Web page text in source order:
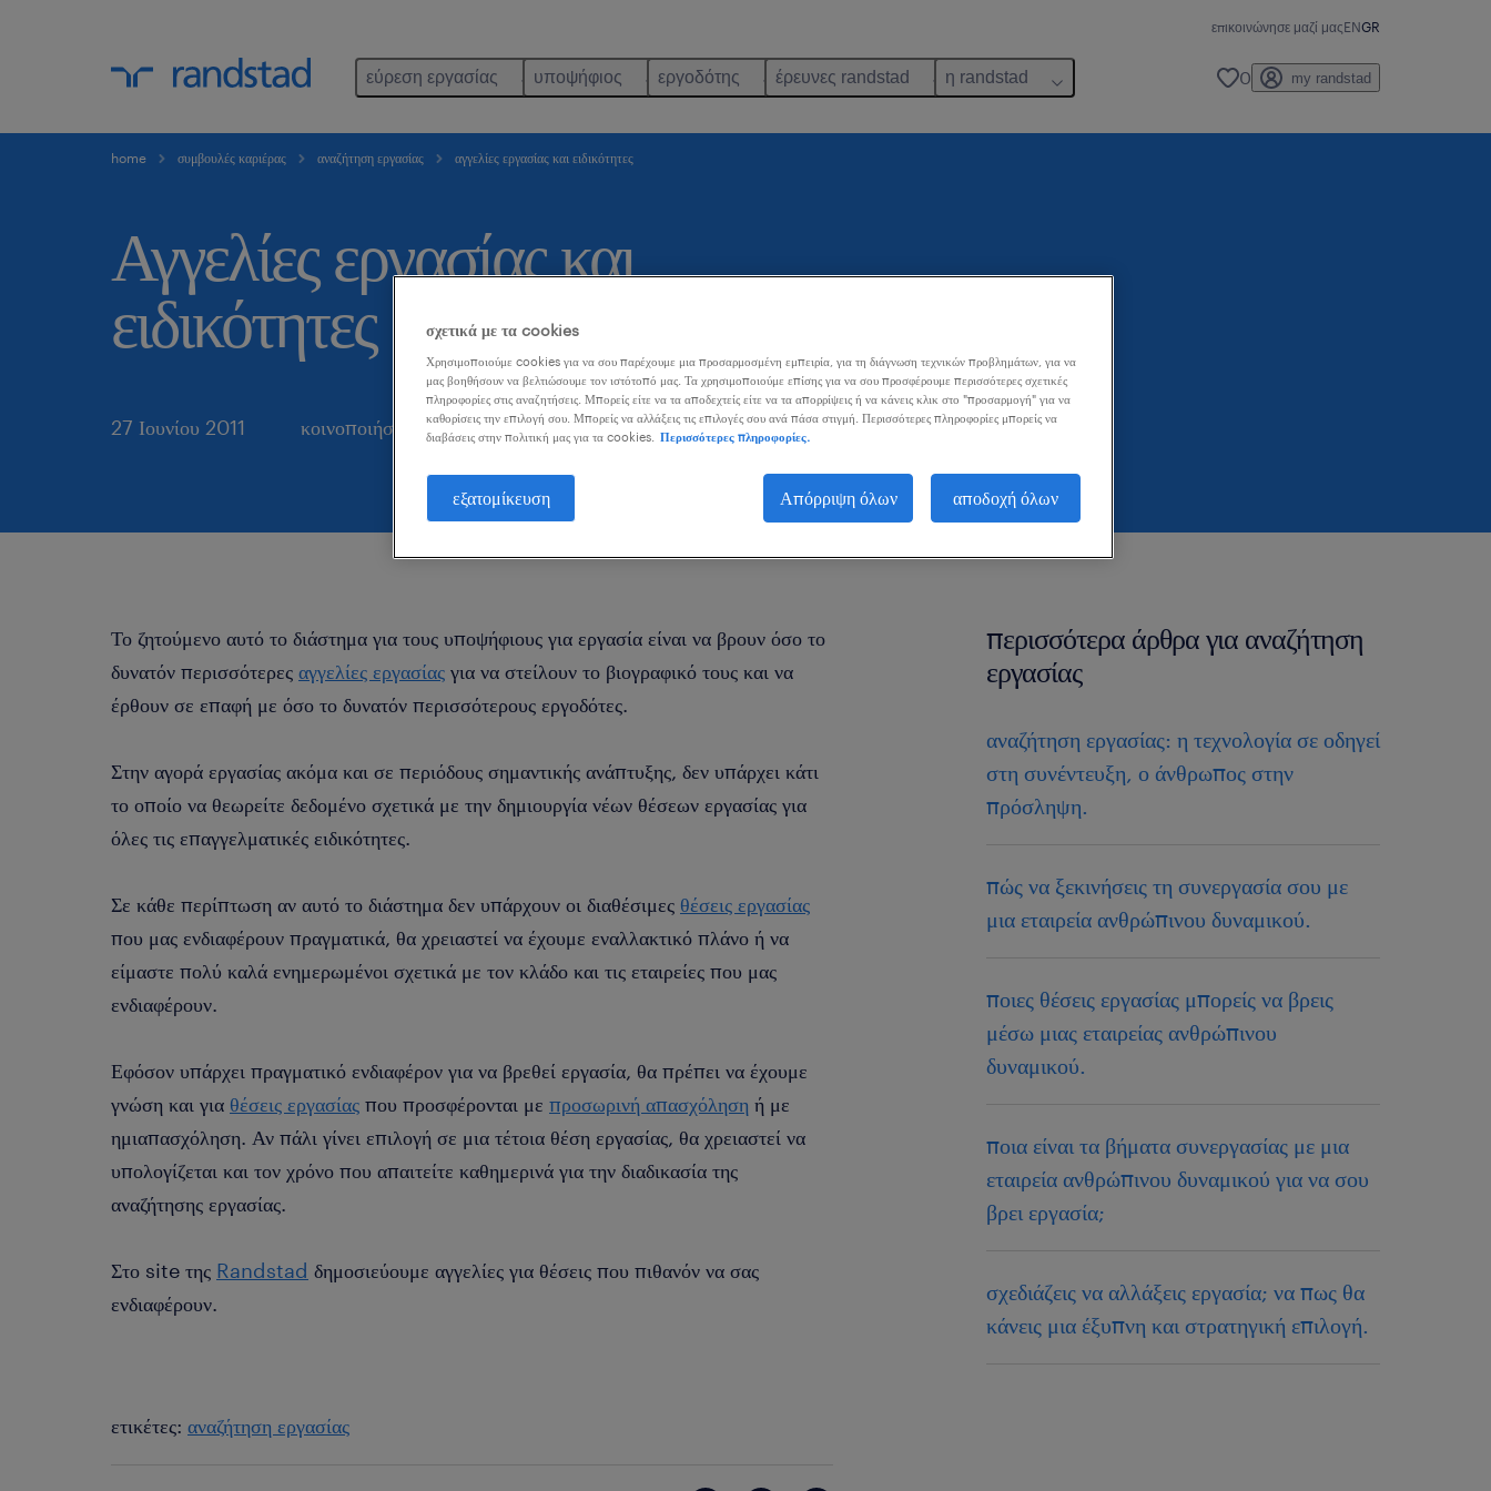
επικοινώνησε μαζί μαςENGR
εύρεση εργασίας υποψήφιος εργοδότης έρευνες randstad η randstad 0 my randstad
home συμβουλές καριέρας αναζήτηση εργασίας αγγελίες εργασίας και ειδικότητες
Αγγελίες εργασίας και
ειδικότητες
27 Ιουνίου 2011 κοινοποιήστε το άρθρο:
Το ζητούμενο αυτό το διάστημα για τους υποψήφιους για εργασία είναι να βρουν όσο το
δυνατόν περισσότερες αγγελίες εργασίας για να στείλουν το βιογραφικό τους και να
έρθουν σε επαφή με όσο το δυνατόν περισσότερους εργοδότες.
Στην αγορά εργασίας ακόμα και σε περιόδους σημαντικής ανάπτυξης, δεν υπάρχει κάτι
το οποίο να θεωρείτε δεδομένο σχετικά με την δημιουργία νέων θέσεων εργασίας για
όλες τις επαγγελματικές ειδικότητες.
Σε κάθε περίπτωση αν αυτό το διάστημα δεν υπάρχουν οι διαθέσιμες θέσεις εργασίας
που μας ενδιαφέρουν πραγματικά, θα χρειαστεί να έχουμε εναλλακτικό πλάνο ή να
είμαστε πολύ καλά ενημερωμένοι σχετικά με τον κλάδο και τις εταιρείες που μας
ενδιαφέρουν.
Εφόσον υπάρχει πραγματικό ενδιαφέρον για να βρεθεί εργασία, θα πρέπει να έχουμε
γνώση και για θέσεις εργασίας που προσφέρονται με προσωρινή απασχόληση ή με
ημιαπασχόληση. Αν πάλι γίνει επιλογή σε μια τέτοια θέση εργασίας, θα χρειαστεί να
υπολογίζεται και τον χρόνο που απαιτείτε καθημερινά για την διαδικασία της
αναζήτησης εργασίας.
Στο site της Randstad δημοσιεύουμε αγγελίες για θέσεις που πιθανόν να σας
ενδιαφέρουν.
ετικέτες: αναζήτηση εργασίας
περισσότερα άρθρα για αναζήτηση
εργασίας
αναζήτηση εργασίας: η τεχνολογία σε οδηγεί
στη συνέντευξη, ο άνθρωπος στην
πρόσληψη.
πώς να ξεκινήσεις τη συνεργασία σου με
μια εταιρεία ανθρώπινου δυναμικού.
ποιες θέσεις εργασίας μπορείς να βρεις
μέσω μιας εταιρείας ανθρώπινου
δυναμικού.
ποια είναι τα βήματα συνεργασίας με μια
εταιρεία ανθρώπινου δυναμικού για να σου
βρει εργασία;
σχεδιάζεις να αλλάξεις εργασία; να πως θα
κάνεις μια έξυπνη και στρατηγική επιλογή.
σχετικά με τα cookies
Χρησιμοποιούμε cookies για να σου παρέχουμε μια προσαρμοσμένη εμπειρία, για τη διάγνωση τεχνικών προβλημάτων, για να
μας βοηθήσουν να βελτιώσουμε τον ιστότοπό μας. Τα χρησιμοποιούμε επίσης για να σου προσφέρουμε περισσότερες σχετικές
πληροφορίες στις αναζητήσεις. Μπορείς είτε να τα αποδεχτείς είτε να τα απορρίψεις ή να κάνεις κλικ στο "προσαρμογή" για να
καθορίσεις την επιλογή σου. Μπορείς να αλλάξεις τις επιλογές σου ανά πάσα στιγμή. Περισσότερες πληροφορίες μπορείς να
διαβάσεις στην πολιτική μας για τα cookies.
Περισσότερες πληροφορίες.
εξατομίκευση Απόρριψη όλων αποδοχή όλων